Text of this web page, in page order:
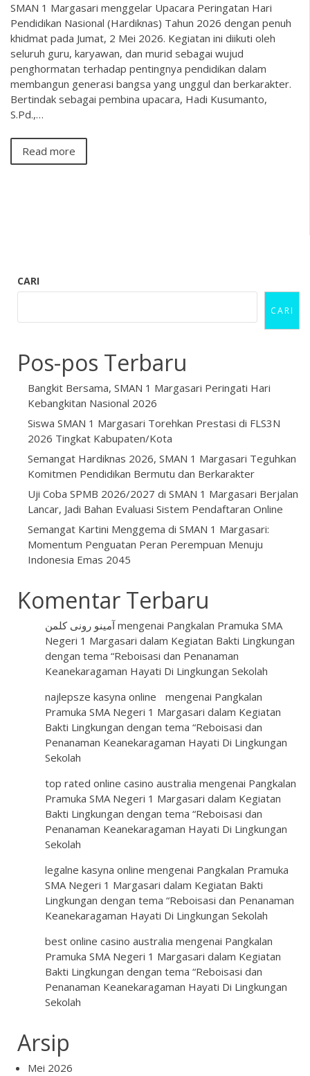
SMAN 1 Margasari menggelar Upacara Peringatan Hari
Pendidikan Nasional (Hardiknas) Tahun 2026 dengan penuh
khidmat pada Jumat, 2 Mei 2026. Kegiatan ini diikuti oleh
seluruh guru, karyawan, dan murid sebagai wujud
penghormatan terhadap pentingnya pendidikan dalam
membangun generasi bangsa yang unggul dan berkarakter.
Bertindak sebagai pembina upacara, Hadi Kusumanto,
S.Pd.,…
Read more
CARI
CARI
Pos-pos Terbaru
Bangkit Bersama, SMAN 1 Margasari Peringati Hari
Kebangkitan Nasional 2026
Siswa SMAN 1 Margasari Torehkan Prestasi di FLS3N
2026 Tingkat Kabupaten/Kota
Semangat Hardiknas 2026, SMAN 1 Margasari Teguhkan
Komitmen Pendidikan Bermutu dan Berkarakter
Uji Coba SPMB 2026/2027 di SMAN 1 Margasari Berjalan
Lancar, Jadi Bahan Evaluasi Sistem Pendaftaran Online
Semangat Kartini Menggema di SMAN 1 Margasari:
Momentum Penguatan Peran Perempuan Menuju
Indonesia Emas 2045
Komentar Terbaru
آمینو رونی کلمنmengenai Pangkalan Pramuka SMA
Negeri 1 Margasari dalam Kegiatan Bakti Lingkungan
dengan tema “Reboisasi dan Penanaman
Keanekaragaman Hayati Di Lingkungan Sekolah
najlepsze kasyna online
mengenai Pangkalan
Pramuka SMA Negeri 1 Margasari dalam Kegiatan
Bakti Lingkungan dengan tema “Reboisasi dan
Penanaman Keanekaragaman Hayati Di Lingkungan
Sekolah
top rated online casino australia mengenai Pangkalan
Pramuka SMA Negeri 1 Margasari dalam Kegiatan
Bakti Lingkungan dengan tema “Reboisasi dan
Penanaman Keanekaragaman Hayati Di Lingkungan
Sekolah
legalne kasyna online mengenai Pangkalan Pramuka
SMA Negeri 1 Margasari dalam Kegiatan Bakti
Lingkungan dengan tema “Reboisasi dan Penanaman
Keanekaragaman Hayati Di Lingkungan Sekolah
best online casino australia mengenai Pangkalan
Pramuka SMA Negeri 1 Margasari dalam Kegiatan
Bakti Lingkungan dengan tema “Reboisasi dan
Penanaman Keanekaragaman Hayati Di Lingkungan
Sekolah
Arsip
Mei 2026